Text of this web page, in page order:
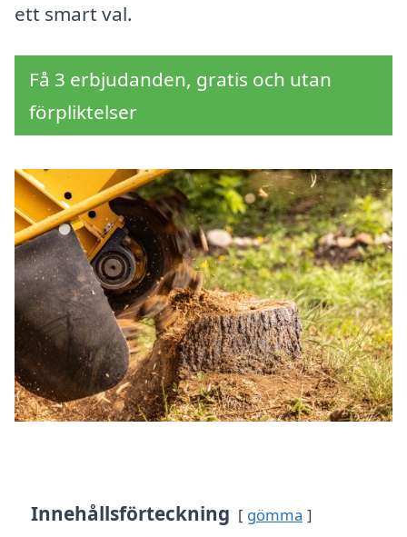
ett smart val.
Få 3 erbjudanden, gratis och utan
förpliktelser
Innehållsförteckning gömma